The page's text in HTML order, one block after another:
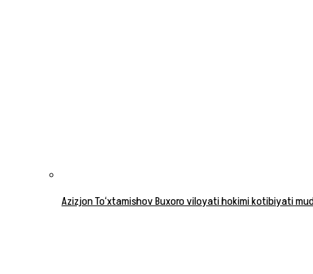
Azizjon To‘xtamishov Buxoro viloyati hokimi kotibiyati